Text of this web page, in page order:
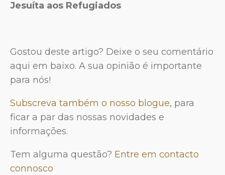
Jesuíta aos Refugiados
Gostou deste artigo? Deixe o seu comentário
aqui em baixo. A sua opinião é importante
para nós!
Subscreva também o nosso blogue, para
ficar a par das nossas novidades e
informações.
Tem alguma questão? Entre em contacto
connosco